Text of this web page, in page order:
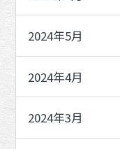
2024年5月
2024年4月
2024年3月